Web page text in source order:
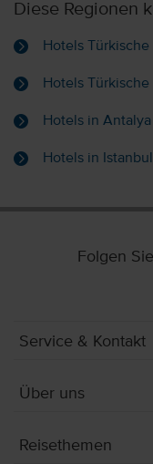
Diese Regionen
Hotels Türkische
Hotels Türkische
Hotels in Antalya
Hotels in Istanbul
Folgen
Service & Kontakt
Über uns
Reisethemen